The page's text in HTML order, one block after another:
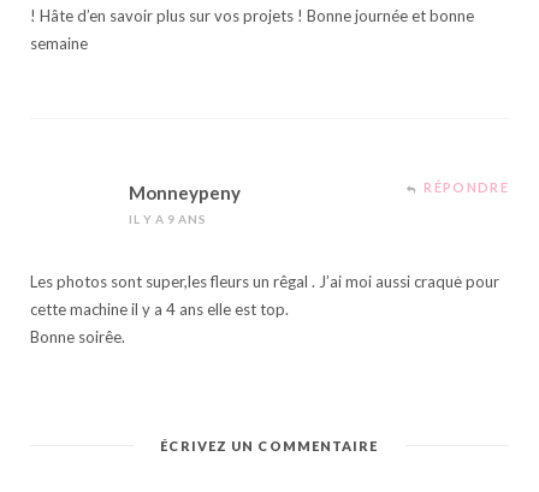
! Hâte d’en savoir plus sur vos projets ! Bonne journée et bonne
semaine
Monneypeny
IL Y A 9 ANS
RÉPONDRE
Les photos sont super,les fleurs un rêgal . J’ai moi aussi craquė pour
cette machine il y a 4 ans elle est top.
Bonne soirêe.
ÉCRIVEZ UN COMMENTAIRE